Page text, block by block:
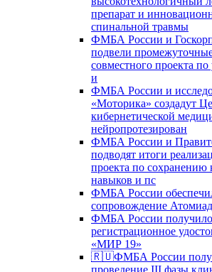
препарат и
спинальной травмы
ФМБА России и
подвели
совместного проекта
и
ФМБА России и
«Моторика» создадут
кибернетической
нейропротезирован
ФМБА России и
подводят итоги
проекта по сохранению
навыков и пс
ФМБА России
сопровождение
ФМБА России получило
регистрационное
«МИР 19»
🇷🇺ФМБА России
проведение III фазы